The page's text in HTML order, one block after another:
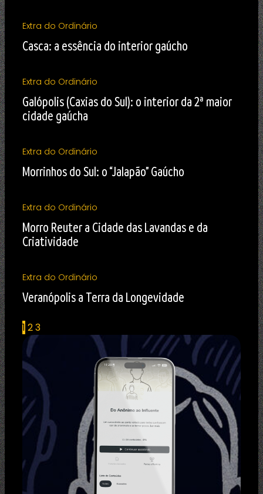
Extra do Ordinário
Casca: a essência do interior gaúcho
Extra do Ordinário
Galópolis (Caxias do Sul): o interior da 2ª maior
cidade gaúcha
Extra do Ordinário
Morrinhos do Sul: o “Jalapão” Gaúcho
Extra do Ordinário
Morro Reuter a Cidade das Lavandas e da
Criatividade
Extra do Ordinário
Veranópolis a Terra da Longevidade
1 23